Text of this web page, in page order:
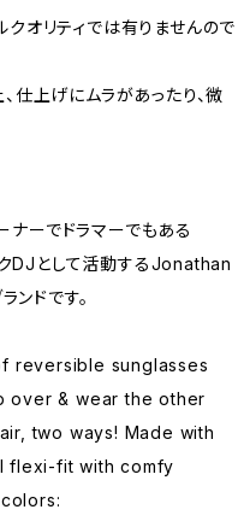
クオリティでは有りませんので
仕上げにムラがあったり、微
ナーでドラマーでもある
DJとして活動するJonathan
ドです。
reversible sunglasses
over & wear the other
two ways! Made with
flexi-fit with comfy